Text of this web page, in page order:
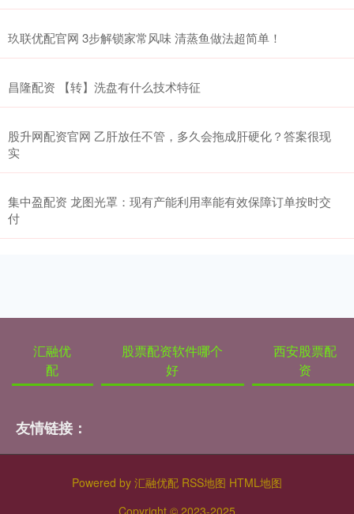
玖联优配官网 3步解锁家常风味 清蒸鱼做法超简单！
昌隆配资 【转】洗盘有什么技术特征
股升网配资官网 乙肝放任不管，多久会拖成肝硬化？答案很现
实
集中盈配资 龙图光罩：现有产能利用率能有效保障订单按时交
付
汇融优
配
股票配资软件哪个
好
西安股票配
资
友情链接：
Powered by 汇融优配 RSS地图 HTML地图
Copyright © 2023-2025